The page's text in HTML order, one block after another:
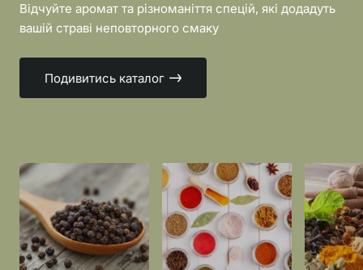
Відчуйте аромат та різноманіття спецій, які додадуть
вашій страві неповторного смаку
Подивитись каталог